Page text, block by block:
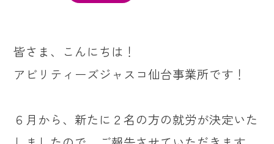
皆さま、こんにちは！
アビリティーズジャスコ仙台事業所です！
６月から、新たに２名の方の就労が決定いた